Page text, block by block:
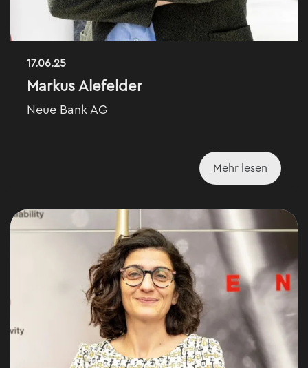
17.06.25
Markus Alefelder
Neue Bank AG
Mehr lesen